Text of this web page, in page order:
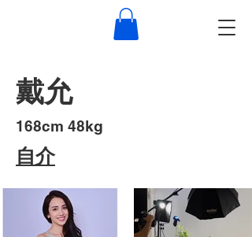
戴允
​168cm 48kg
​自介